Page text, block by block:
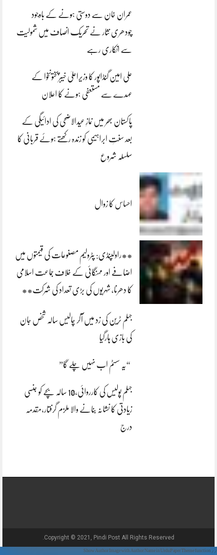
عمران خان سے دوستی ہونے کے باوجود
چودھری نثار نے تحریک انصاف میں شمولیت
سے انکاری رہے
علی امین گنڈاپور کا وزیراعلیٰ خیبرپختونخوا کے
عہدے سے مستعفی ہونے کا اعلان
پاکستان بھر میں نمازِ عیدالاضحی کی ادائیگی کے
بعد سنتِ ابراہیمی کو زندہ رکھتے ہوئے قربانی کا
سلسلہ شروع
احساس کا زوال
**راولپنڈی: پٹرولیم مصنوعات کی قیمتوں میں
اضافے اور مہنگائی کے خلاف جماعت اسلامی
کا دھرنا، شہریوں کی بڑی تعداد کی شرکت**
جہلم ٹرین کی زد میں آکر چالیس سالہ شخص جان
کی بازی ہارگیا
“یہ سسٹم اب نہیں چلے گا”
جہلم پولیس کی کارروائی،10 سالہ بچے کو جنسی
زیادتی کا نشانہ بنانے والا ملزم گرفتار،مقدمہ
درج
Copyright © 2021, Pindi Post All Rights Reserved.
// Show Author Image with Author Name in UrduPaper Theme function